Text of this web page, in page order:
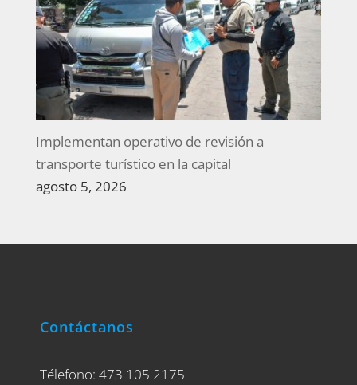
Implementan operativo de revisión a
transporte turístico en la capital
agosto 5, 2026
Contáctanos
Télefono: 473 105 2175